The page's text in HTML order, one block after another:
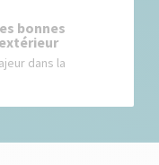
bonnes
dans la